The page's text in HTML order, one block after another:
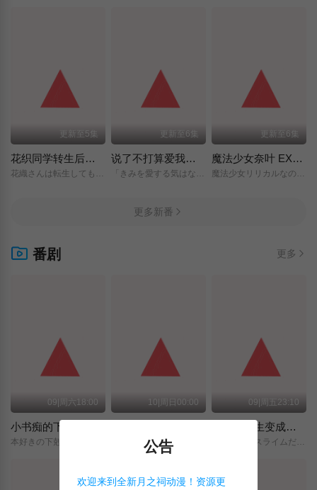
更新至5集
花织同学转生后还是想干架
花織さんは転生しても喧嘩がしたい/
更新至6集
说了不打算爱我的公爵继承人，不知为何对我宠爱有加
「きみを愛する気はない」と言った次期公爵様がなぜか溺愛してきます/
更新至6集
魔法少女奈叶 EXCEEDS Gun Blaze Vengeance
魔法少女リリカルなのは/EXCEEDS/Gun/Blaze/Vengeance/
更多新番
番剧 更多
09|周六18:00 10|周日00:00 09|周五23:10
关于我转生变成史莱姆这档事 第四季
転生したらスライムだった件/第4期/
公告
欢迎来到全新月之祠动漫！资源更